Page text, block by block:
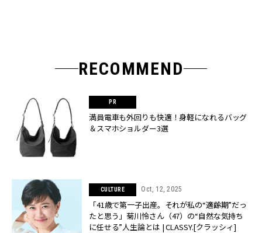
RECOMMEND
満員電車も外回りも快適！身軽になれるバッグ
＆スマホショルダー3選
CULTURE Oct, 12, 2025
「41歳で第一子出産。それが私の“適齢期”だっ
たと思う」菊川怜さん（47）の“自然な気持ち
に任せる”人生論とは | CLASSY.[クラッシィ]